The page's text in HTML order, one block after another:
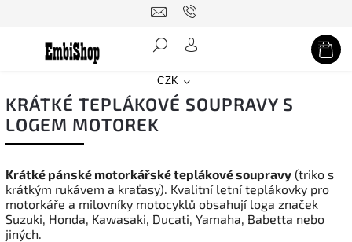
CZK
Hledat
KRÁTKÉ TEPLÁKOVÉ SOUPRAVY S
LOGEM MOTOREK
Krátké pánské motorkářské teplákové soupravy (triko s
krátkým rukávem a kraťasy). Kvalitní letní teplákovky pro
motorkáře a milovníky motocyklů obsahují loga značek
Suzuki, Honda, Kawasaki, Ducati, Yamaha, Babetta nebo
jiných.